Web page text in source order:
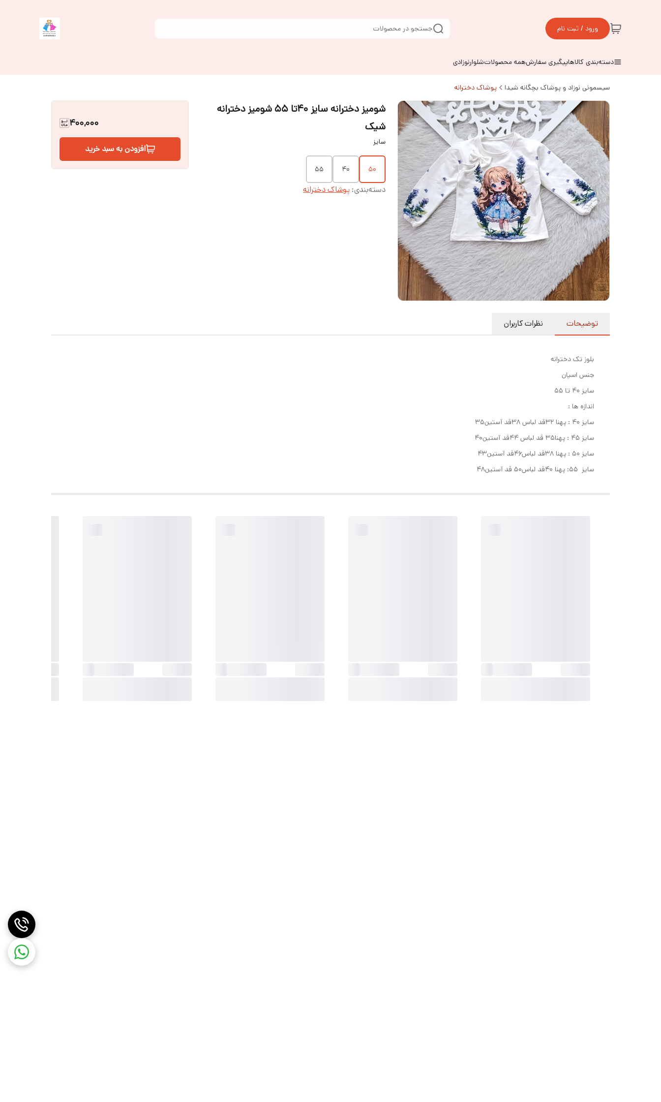
ورود / ثبت نام جستجو در محصولات
دسته‌بندی کالاهاپیگیری سفارشهمه محصولاتشلوارنوزادی
سیسمونی نوزاد و پوشاک بچگانه شیدا پوشاک دخترانه
شومیز دخترانه سایز ۴۰تا ۵۵ شومیز دخترانه
شیک
سایز
۵۰ ۴۰ ۵۵
دسته‌بندی: پوشاک دخترانه
400,000
افزودن به سبد خرید
توضیحات نظرات کاربران
بلوز تک دخترانه
جنس اسپان
سایز ۴۰ تا ۵۵
اندازه ها :
سایز ۴۰ : پهنا ۳۲قد لباس ۳۸قد آستین۳۵
سایز ۴۵ : پهنا۳۵ قد لباس ۴۴قد آستین۴۰
سایز ۵۰ : پهنا ۳۸قد لباس۴۶قد آستین۴۳
سایز ۵۵: پهنا ۴۰قد لباس۵۰ قد آستین۴۸